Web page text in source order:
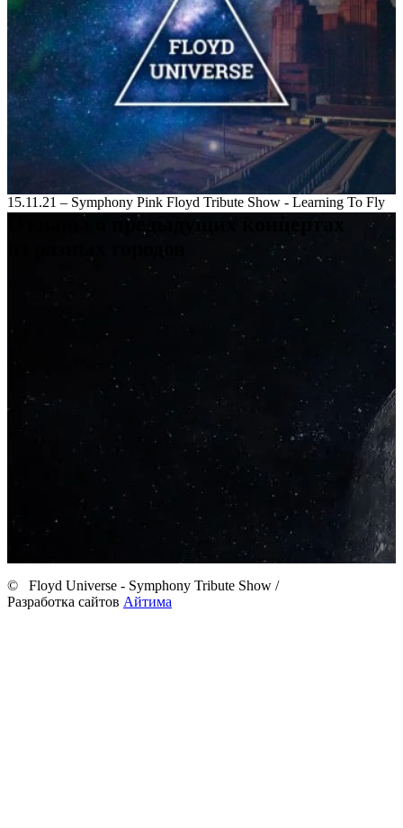
15.11.21 – Symphony Pink Floyd Tribute Show - Learning To Fly
Отзывы
о предыдущих концертах
© Floyd Universe - Symphony Tribute Show /
Разработка сайтов Айтима